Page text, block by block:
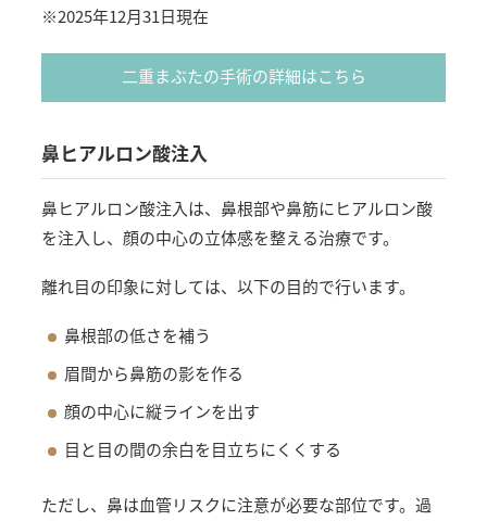
※2025年12月31日現在
二重まぶたの手術の詳細はこちら
鼻ヒアルロン酸注入
鼻ヒアルロン酸注入は、鼻根部や鼻筋にヒアルロン酸
を注入し、顔の中心の立体感を整える治療です。
離れ目の印象に対しては、以下の目的で行います。
鼻根部の低さを補う
眉間から鼻筋の影を作る
顔の中心に縦ラインを出す
目と目の間の余白を目立ちにくくする
ただし、鼻は血管リスクに注意が必要な部位です。過